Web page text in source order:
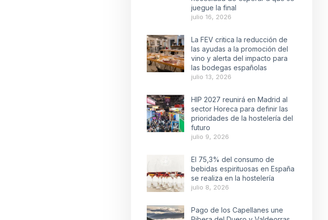
juegue la final
julio 16, 2026
La FEV critica la reducción de
las ayudas a la promoción del
vino y alerta del impacto para
las bodegas españolas
julio 13, 2026
HIP 2027 reunirá en Madrid al
sector Horeca para definir las
prioridades de la hostelería del
futuro
julio 9, 2026
El 75,3% del consumo de
bebidas espirituosas en España
se realiza en la hostelería
julio 8, 2026
Pago de los Capellanes une